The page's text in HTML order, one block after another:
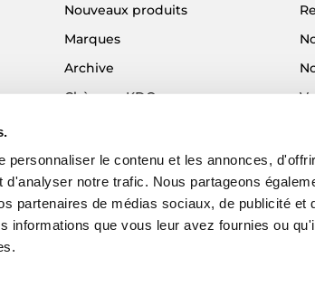
personnaliser le contenu et les annonces,
notre trafic. Nous partageons
partenaires de médias sociaux, de publicité et
informations que vous leur avez fournies ou
Nouveaux produits
Marques
Archive
Chèques KDO